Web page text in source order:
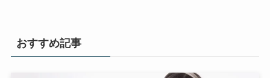
おすすめ記事